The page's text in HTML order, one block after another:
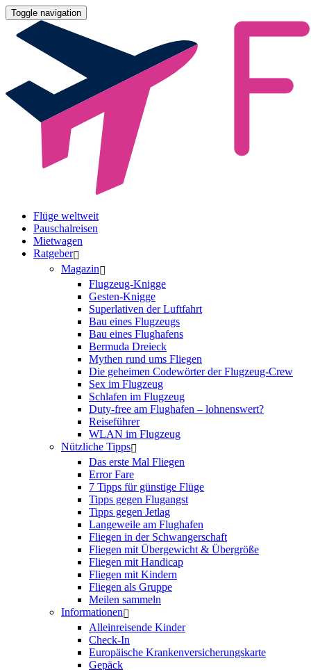
Toggle navigation
Flüge weltweit
Pauschalreisen
Mietwagen
Ratgeber
Magazin
Flugzeug-Knigge
Gesten-Knigge
Superlativen der Luftfahrt
Bau eines Flugzeugs
Bau eines Flughafens
Bermuda Dreieck
Mythen rund ums Fliegen
Die geheimen Codewörter der Flugzeug-Crew
Sex im Flugzeug
Schlafen im Flugzeug
Duty-free am Flughafen – lohnenswert?
Reiseführer
WLAN im Flugzeug
Nützliche Tipps
Das erste Mal Fliegen
Error Fare
7 Tipps für günstige Flüge
Tipps gegen Flugangst
Tipps gegen Jetlag
Langeweile am Flughafen
Fliegen in der Schwangerschaft
Fliegen mit Übergewicht & Übergröße
Fliegen mit Handicap
Fliegen mit Kindern
Fliegen als Gruppe
Meilen sammeln
Informationen
Alleinreisende Kinder
Check-In
Europäische Krankenversicherungskarte
Gepäck